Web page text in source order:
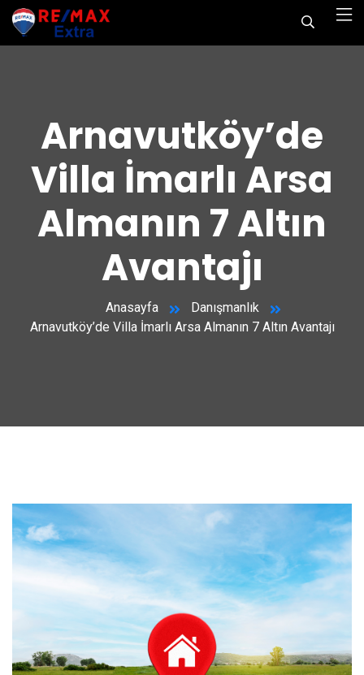
Arnavutköy’de
Villa İmarlı Arsa
Almanın 7 Altın
Avantajı
Anasayfa
Danışmanlık
Arnavutköy’de Villa İmarlı Arsa Almanın 7 Altın Avantajı